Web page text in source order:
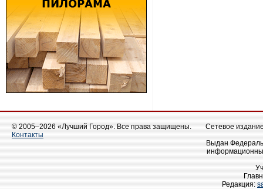
© 2005–2026 «Лучший Город». Все права защищены.
Контакты
Сетевое
Выдан
Редакция: